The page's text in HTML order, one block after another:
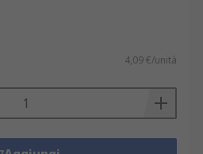
4,09 €/unità